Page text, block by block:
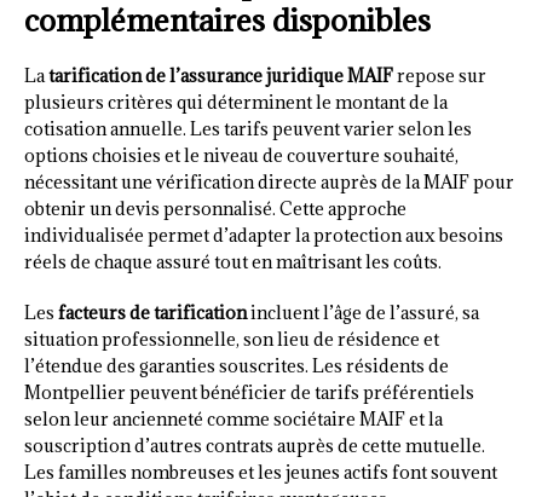
complémentaires disponibles
Latarification de l’assurance juridique MAIFrepose sur
plusieurs critères qui déterminent le montant de la
cotisation annuelle. Les tarifs peuvent varier selon les
options choisies et le niveau de couverture souhaité,
nécessitant une vérification directe auprès de la MAIF pour
obtenir un devis personnalisé. Cette approche
individualisée permet d’adapter la protection aux besoins
réels de chaque assuré tout en maîtrisant les coûts.
Les facteurs de tarificationincluent l’âge de l’assuré, sa
situation professionnelle, son lieu de résidence et
l’étendue des garanties souscrites. Les résidents de
Montpellier peuvent bénéficier de tarifs préférentiels
selon leur ancienneté comme sociétaire MAIF et la
souscription d’autres contrats auprès de cette mutuelle.
Les familles nombreuses et les jeunes actifs font souvent